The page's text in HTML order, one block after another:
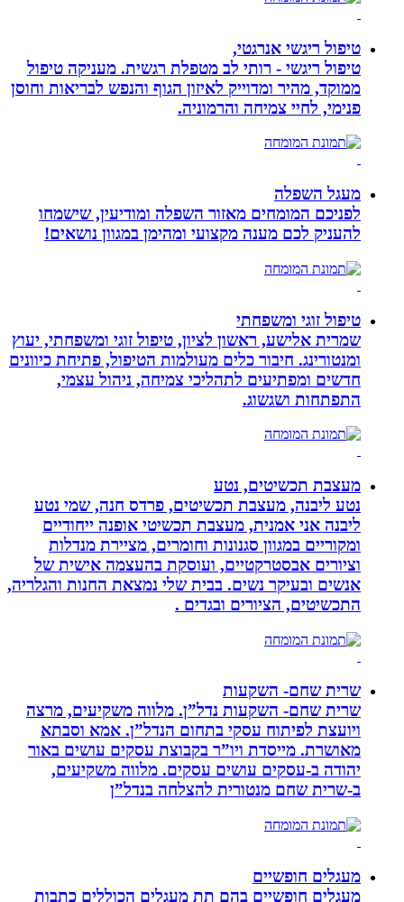
טיפול ריגשי אנרגטי,
טיפול ריגשי - רותי לב מטפלת רגשית. מעניקה טיפול
ממוקד, מהיר ומדוייק לאיזון הגוף והנפש לבריאות וחוסן
פנימי, לחיי צמיחה והרמוניה.
מעגל השפלה
לפניכם המומחים מאזור השפלה ומודיעין, שישמחו
להעניק לכם מענה מקצועי ומהימן במגוון נושאים!
טיפול זוגי ומשפחתי
שמרית אלישע, ראשון לציון, טיפול זוגי ומשפחתי, יעוץ
ומנטורינג. חיבור כלים מעולמות הטיפול, פתיחת כיוונים
חדשים ומפתיעים לתהליכי צמיחה, ניהול עצמי,
התפתחות ושגשוג.
מעצבת תכשיטים, נטע
נטע ליבנה, מעצבת תכשיטים, פרדס חנה, שמי נטע
ליבנה אני אמנית, מעצבת תכשיטי אופנה ייחודיים
ומקוריים במגוון סגנונות וחומרים, מציירת מנדלות
וציורים אבסטרקטיים, ועוסקת בהעצמה אישית של
אנשים ובעיקר נשים. בבית שלי נמצאת החנות והגלריה,
התכשיטים, הציורים ובגדים .
שרית שחם- השקעות
שרית שחם- השקעות נדל”ן. מלווה משקיעים, מרצה
ויועצת לפיתוח עסקי בתחום הנדל”ן. אמא וסבתא
מאושרת. ‏מייסדת ויו”ר בקבוצת עסקים עושים באור
יהודה‏ ב-‏עסקים עושים עסקים‏. ‏מלווה משקיעים,
ב-‏שרית שחם מנטורית להצלחה בנדל”ן‏
מעגלים חופשיים
מעגלים חופשיים בהם תת מעגלים הכוללים כתבות